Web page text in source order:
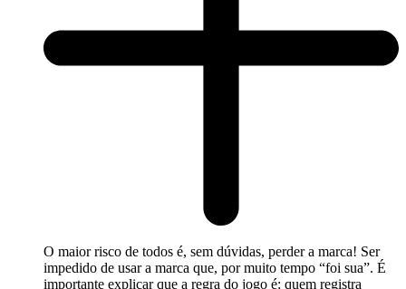
O maior risco de todos é, sem dúvidas, perder a marca! Ser
impedido de usar a marca que, por muito tempo “foi sua”. É
importante explicar que a regra do jogo é: quem registra